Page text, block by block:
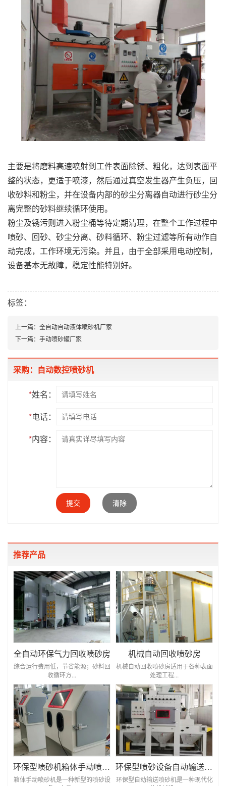
主要是将磨料高速喷射到工件表面除锈、粗化，达到表面平
整的状态，更适于喷漆，然后通过真空发生器产生负压，回
收砂料和粉尘，并在设备内部的砂尘分离器自动进行砂尘分
离完整的砂料继续循环使用。
粉尘及锈污则进入粉尘桶等待定期清理，在整个工作过程中
喷砂、回砂、砂尘分离、砂料循环、粉尘过滤等所有动作自
动完成，工作环境无污染。并且，由于全部采用电动控制，
设备基本无故障，稳定性能特别好。
标签：
上一篇： 全自动自动液体喷砂机厂家
下一篇： 手动喷砂罐厂家
采购：自动数控喷砂机
*姓名：
*电话：
*内容：
提交 清除
推荐产品
全自动环保气力回收喷砂房
综合运行费用低，节省能源；砂料回
收循环方...
机械自动回收喷砂房
机械自动回收喷砂房适用于各种表面
处理工程...
环保型喷砂机箱体手动喷砂机
箱体手动喷砂机是一种新型的喷砂设
环保型喷砂设备自动输送喷砂机
环保型自动输送喷砂机是一种现代化